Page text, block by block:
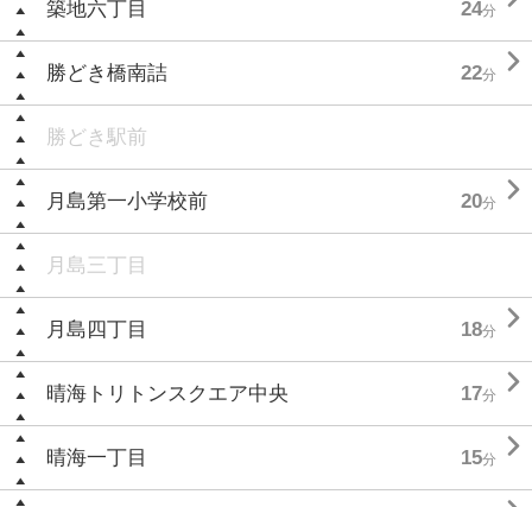
築地六丁目 24分
勝どき橋南詰 22分 
勝どき駅前
月島第一小学校前 20分 
月島三丁目
月島四丁目 18分 
晴海トリトンスクエア中央 17分 
晴海一丁目 15分 